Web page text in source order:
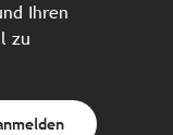
Ihren
zu